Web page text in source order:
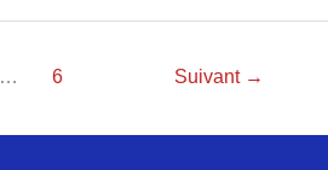
… 6 Suivant →